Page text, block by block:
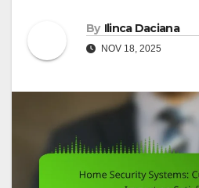
By Ilinca Daciana
NOV 18, 2025